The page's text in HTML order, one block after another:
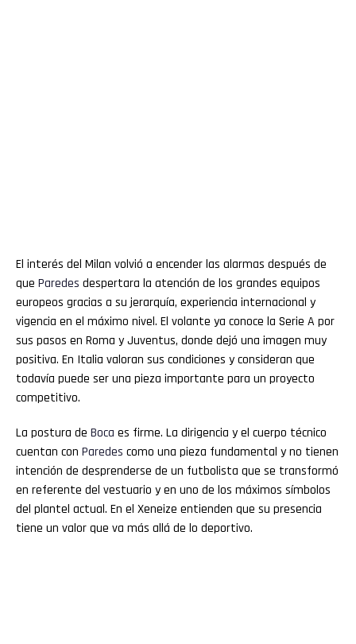
El interés del Milan volvió a encender las alarmas después de
que Paredes despertara la atención de los grandes equipos
europeos gracias a su jerarquía, experiencia internacional y
vigencia en el máximo nivel. El volante ya conoce la Serie A por
sus pasos en Roma y Juventus, donde dejó una imagen muy
positiva. En Italia valoran sus condiciones y consideran que
todavía puede ser una pieza importante para un proyecto
competitivo.
La postura de Boca es firme. La dirigencia y el cuerpo técnico
cuentan con Paredes como una pieza fundamental y no tienen
intención de desprenderse de un futbolista que se transformó
en referente del vestuario y en uno de los máximos símbolos
del plantel actual. En el Xeneize entienden que su presencia
tiene un valor que va más allá de lo deportivo.